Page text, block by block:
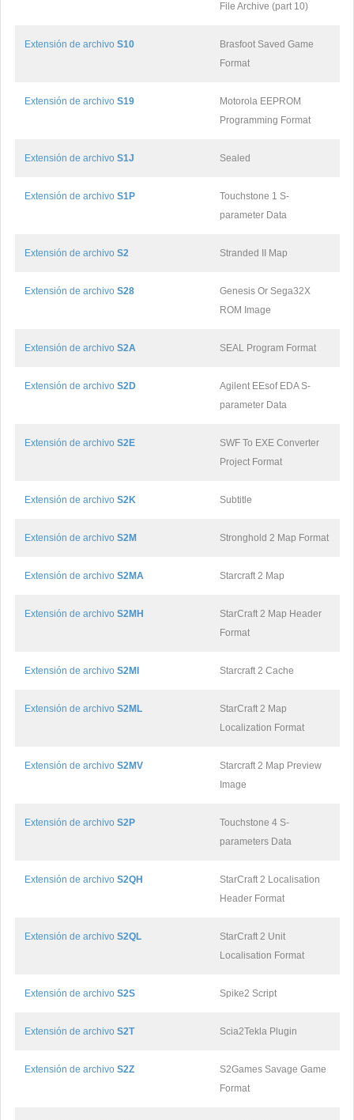
File Archive (part 10)
Extensión de archivo S10
Brasfoot Saved Game
Format
Extensión de archivo S19
Motorola EEPROM
Programming Format
Extensión de archivo S1J Sealed
Extensión de archivo S1P
Touchstone 1 S-
parameter Data
Extensión de archivo S2 Stranded II Map
Extensión de archivo S28
Genesis Or Sega32X
ROM Image
Extensión de archivo S2A SEAL Program Format
Extensión de archivo S2D
Agilent EEsof EDA S-
parameter Data
Extensión de archivo S2E
SWF To EXE Converter
Project Format
Extensión de archivo S2K Subtitle
Extensión de archivo S2M Stronghold 2 Map Format
Extensión de archivo S2MA Starcraft 2 Map
Extensión de archivo S2MH
StarCraft 2 Map Header
Format
Extensión de archivo S2MI Starcraft 2 Cache
Extensión de archivo S2ML
StarCraft 2 Map
Localization Format
Extensión de archivo S2MV
Starcraft 2 Map Preview
Image
Extensión de archivo S2P
Touchstone 4 S-
parameters Data
Extensión de archivo S2QH
StarCraft 2 Localisation
Header Format
Extensión de archivo S2QL
StarCraft 2 Unit
Localisation Format
Extensión de archivo S2S Spike2 Script
Extensión de archivo S2T Scia2Tekla Plugin
Extensión de archivo S2Z
S2Games Savage Game
Format